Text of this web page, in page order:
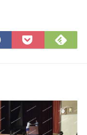
Facebook
で
Pocket
に
で